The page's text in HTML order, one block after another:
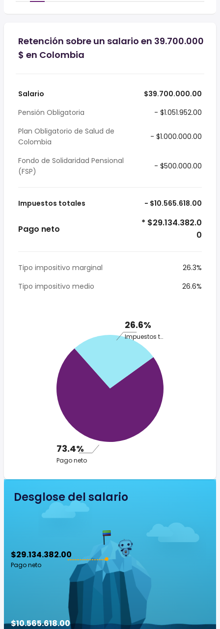
Retención sobre un salario en 39.700.000
$ en Colombia
Salario
$39.700.000.00
Pensión Obligatoria
- $1.051.952.00
Plan Obligatorio de Salud de
Colombia
- $1.000.000.00
Fondo de Solidaridad Pensional
(FSP)
- $500.000.00
Impuestos totales - $10.565.618.00
Pago neto
* $29.134.382.0
0
Tipo impositivo marginal
26.3%
Tipo impositivo medio
26.6%
26.6%
Impuestos totales
73.4%
Pago neto
Desglose del salario
$29.134.382.00
Pago neto
$10.565.618.00